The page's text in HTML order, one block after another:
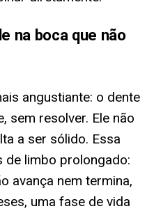
na boca que não
angustiante: o dente
sem resolver. Ele não
a ser sólido. Essa
de limbo prolongado:
avança nem termina,
uma fase de vida